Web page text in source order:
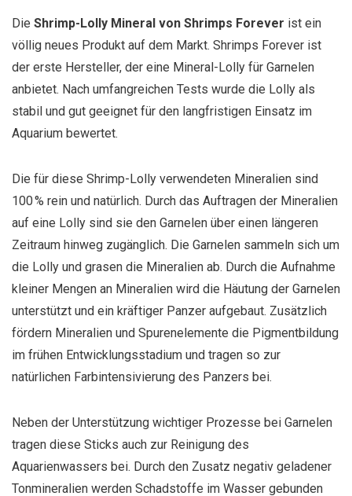
Die Shrimp-Lolly Mineral von Shrimps Forever ist ein
völlig neues Produkt auf dem Markt. Shrimps Forever ist
der erste Hersteller, der eine Mineral-Lolly für Garnelen
anbietet. Nach umfangreichen Tests wurde die Lolly als
stabil und gut geeignet für den langfristigen Einsatz im
Aquarium bewertet.
Die für diese Shrimp-Lolly verwendeten Mineralien sind
100 % rein und natürlich. Durch das Auftragen der Mineralien
auf eine Lolly sind sie den Garnelen über einen längeren
Zeitraum hinweg zugänglich. Die Garnelen sammeln sich um
die Lolly und grasen die Mineralien ab. Durch die Aufnahme
kleiner Mengen an Mineralien wird die Häutung der Garnelen
unterstützt und ein kräftiger Panzer aufgebaut. Zusätzlich
fördern Mineralien und Spurenelemente die Pigmentbildung
im frühen Entwicklungsstadium und tragen so zur
natürlichen Farbintensivierung des Panzers bei.
Neben der Unterstützung wichtiger Prozesse bei Garnelen
tragen diese Sticks auch zur Reinigung des
Aquarienwassers bei. Durch den Zusatz negativ geladener
Tonmineralien werden Schadstoffe im Wasser gebunden